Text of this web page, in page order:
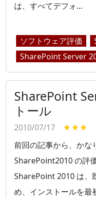
は、すべてデフォ...
ソフトウェア評価
SharePoint Server
SharePoint
トール
2010/07/17
★★★
前回の記事から、かな
SharePoint2010 の評
SharePoint 2010 は、
め、インストールを最